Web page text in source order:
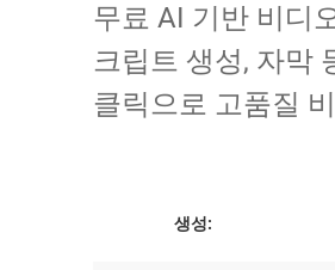
무료 AI 기반 비디
크립트 생성, 자막
클릭으로 고품질
생성: